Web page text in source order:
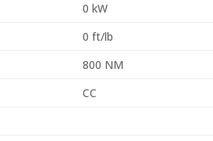
0 kW
0 ft/lb
800 NM
CC